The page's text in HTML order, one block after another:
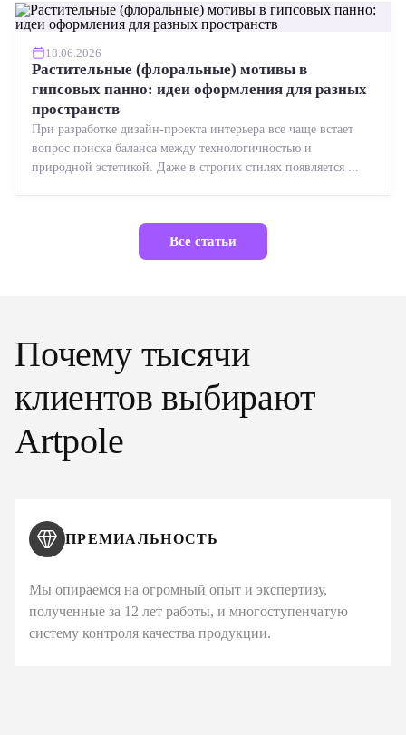
18.06.2026
Растительные (флоральные) мотивы в
гипсовых панно: идеи оформления для разных
пространств
При разработке дизайн-проекта интерьера все чаще встает
вопрос поиска баланса между технологичностью и
природной эстетикой. Даже в строгих стилях появляется ...
Все статьи
Почему тысячи
клиентов выбирают
Artpole
ПРЕМИАЛЬНОСТЬ
Мы опираемся на огромный опыт и экспертизу,
полученные за 12 лет работы, и многоступенчатую
систему контроля качества продукции.